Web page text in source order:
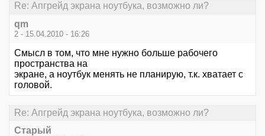
Re: Апгрейд экрана ноутбука, возможно ли?
qm
2 - 15.04.2010 - 16:26
Смысл в том, что мне нужно больше рабочего
пространства на
экране, а ноутбук менять не планирую, т.к. хватает с
головой.
Re: Апгрейд экрана ноутбука, возможно ли?
Старый